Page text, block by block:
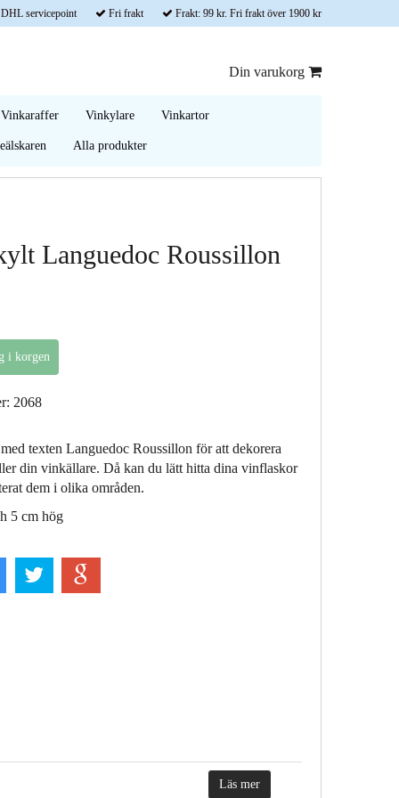
DHL servicepoint Fri frakt Frakt: 99 kr. Fri frakt över 1900 kr
Din varukorg
Vinkaraffer Vinkylare Vinkartor
Alla produkter
Languedoc Roussillon
2068
texten Languedoc Roussillon för att dekorera
din vinkällare. Då kan du lätt hitta dina vinflaskor
dem i olika områden.
5 cm hög
Läs mer